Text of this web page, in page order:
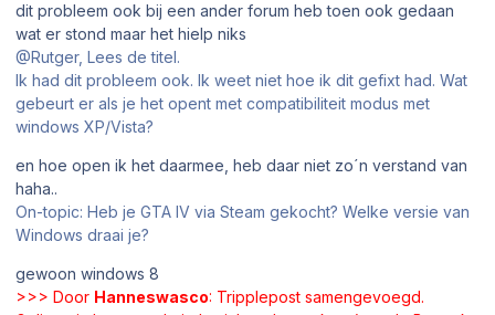
dit probleem ook bij een ander forum heb toen ook gedaan
wat er stond maar het hielp niks
@Rutger, Lees de titel.
Ik had dit probleem ook. Ik weet niet hoe ik dit gefixt had. Wat
gebeurt er als je het opent met compatibiliteit modus met
windows XP/Vista?
en hoe open ik het daarmee, heb daar niet zo´n verstand van
haha..
On-topic: Heb je GTA IV via Steam gekocht? Welke versie van
Windows draai je?
gewoon windows 8
>>> Door Hanneswasco: Tripplepost samengevoegd.